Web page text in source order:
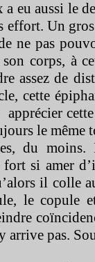
eu aussi le
effort. Un
ne pas
corps, à
assez de
cette
apprécier
le même
du
si amer
il colle
le copule
arrive pas.